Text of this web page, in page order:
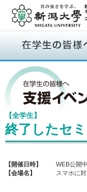
【全学生】
終了したセ
【開催日時】
WEB公開中
【会場名】
スマホに対